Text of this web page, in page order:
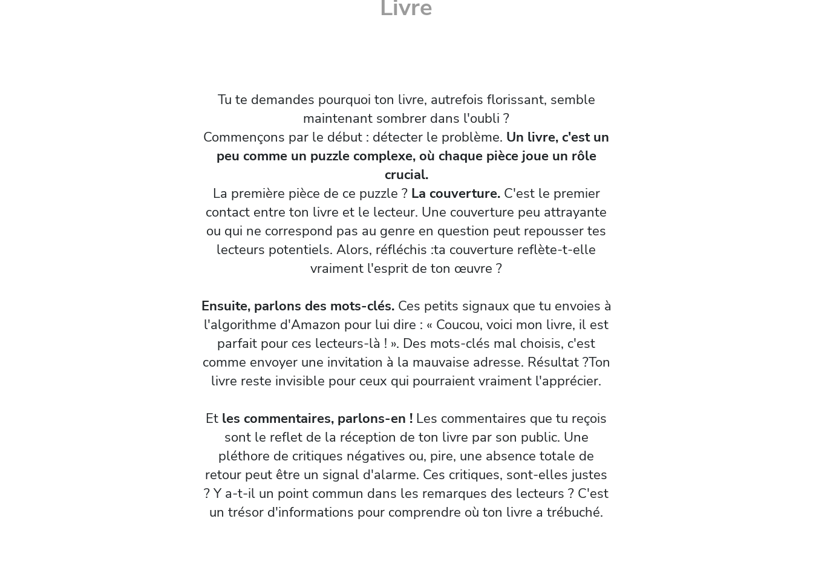
Livre
Tu te demandes pourquoi ton livre, autrefois florissant, semble
maintenant sombrer dans l'oubli ?
Commençons par le début : détecter le problème. Un livre, c'est un
peu comme un puzzle complexe, où chaque pièce joue un rôle
crucial.
La première pièce de ce puzzle ? La couverture.C'est le premier
contact entre ton livre et le lecteur. Une couverture peu attrayante
ou qui ne correspond pas au genre en question peut repousser tes
lecteurs potentiels. Alors, réfléchis :ta couverture reflète-t-elle
vraiment l'esprit de ton œuvre ?
Ensuite, parlons des mots-clés.Ces petits signaux que tu envoies à
l'algorithme d'Amazon pour lui dire : « Coucou, voici mon livre, il est
parfait pour ces lecteurs-là ! ». Des mots-clés mal choisis, c'est
comme envoyer une invitation à la mauvaise adresse. Résultat ?Ton
livre reste invisible pour ceux qui pourraient vraiment l'apprécier.
Et les commentaires, parlons-en ! Les commentaires que tu reçois
sont le reflet de la réception de ton livre par son public. Une
pléthore de critiques négatives ou, pire, une absence totale de
retour peut être un signal d'alarme. Ces critiques, sont-elles justes
? Y a-t-il un point commun dans les remarques des lecteurs ? C'est
un trésor d'informations pour comprendre où ton livre a trébuché.